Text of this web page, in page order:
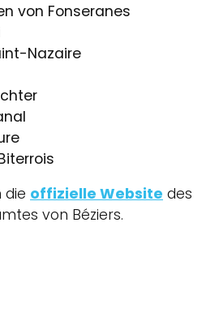
von Fonseranes
Nazaire
die offizielle Website des
von Béziers.